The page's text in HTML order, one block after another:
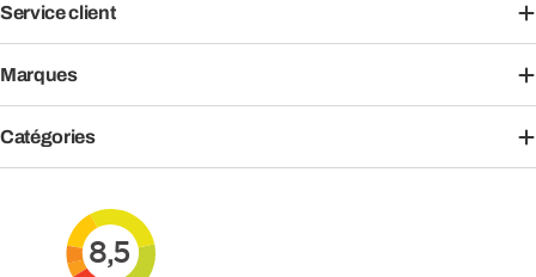
Service client
Marques
Catégories